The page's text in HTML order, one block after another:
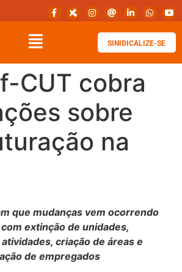
SINIDICALIZE-SE
CUT cobra
sobre
na
que mudanças vem ocorrendo
extinção de unidades,
criação de áreas e
de empregados